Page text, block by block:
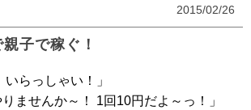
2015/02/26
子で稼ぐ！
いらっしゃい！」
りませんか～！ 1回10円だよ～っ！」